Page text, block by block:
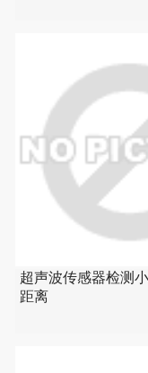
超声波传感器检测
距离